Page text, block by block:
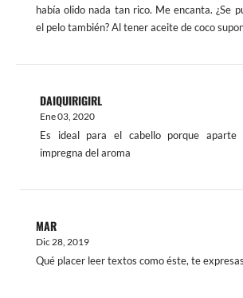
había olido nada tan rico. Me encanta. ¿Se
el pelo también? Al tener aceite de coco
DAIQUIRIGIRL
Ene 03, 2020
Es ideal para el cabello porque
impregna del aroma
MAR
Dic 28, 2019
Qué placer leer textos como éste, te